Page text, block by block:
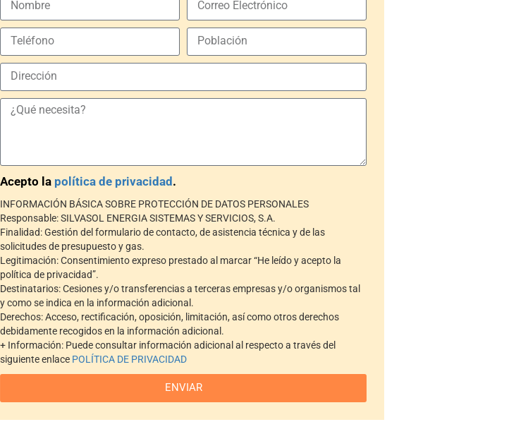
Acepto la política de privacidad.
INFORMACIÓN BÁSICA SOBRE PROTECCIÓN DE DATOS PERSONALES
Responsable: SILVASOL ENERGIA SISTEMAS Y SERVICIOS, S.A.
Finalidad: Gestión del formulario de contacto, de asistencia técnica y de las
solicitudes de presupuesto y gas.
Legitimación: Consentimiento expreso prestado al marcar “He leído y acepto la
política de privacidad”.
Destinatarios: Cesiones y/o transferencias a terceras empresas y/o organismos tal
y como se indica en la información adicional.
Derechos: Acceso, rectificación, oposición, limitación, así como otros derechos
debidamente recogidos en la información adicional.
+ Información: Puede consultar información adicional al respecto a través del
siguiente enlace POLÍTICA DE PRIVACIDAD
ENVIAR